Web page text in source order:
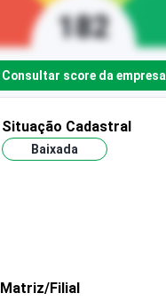
Consultar score da empresa
Situação Cadastral
Baixada
Matriz/Filial